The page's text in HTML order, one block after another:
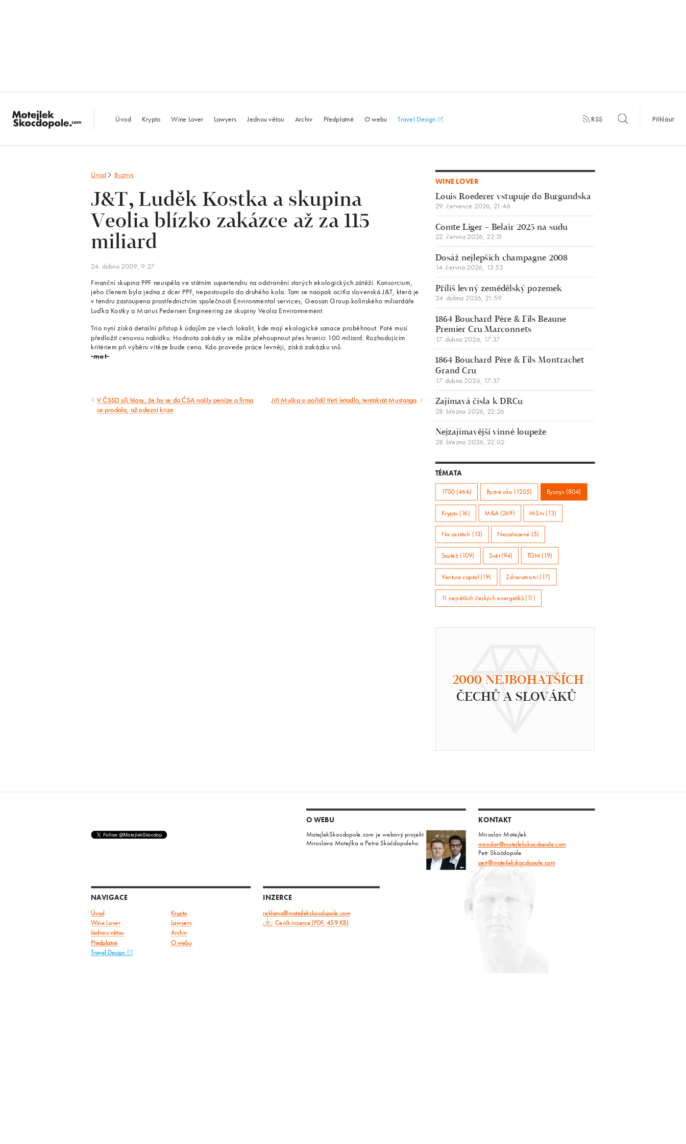
MotejlekSkocdopole.com
Úvod Krypto Wine Lover Lawyers Jednou větou Archiv Předplatné O webu Travel Design RSS Přihlásit
Úvod Byznys
J&T, Luděk Kostka a skupina
Veolia blízko zakázce až za 115
miliard
24. dubna 2009, 9:27
Finanční skupina PPF neuspěla ve státním supertendru na odstranění starých ekologických zátěží. Konsorcium,
jeho členem byla jedna z dcer PPF, nepostoupilo do druhého kola. Tam se naopak ocitla slovenská J&T, která je
v tendru zastoupena prostřednictvím společnosti Environmental services, Geosan Group kolínského miliardáře
Luďka Kostky a Marius Pedersen Engineering ze skupiny Veolia Environnement.
Trio nyní získá detailní přístup k údajům ze všech lokalit, kde mají ekologické sanace proběhnout. Poté musí
předložit cenovou nabídku. Hodnota zakázky se může přehoupnout přes hranici 100 miliard. Rozhodujícím
kritériem při výběru vítěze bude cena. Kdo provede práce levněji, získá zakázku snů.
-mot-
Předcházející
V ČSSD sílí hlasy, že by se do ČSA nalily peníze a firma
se prodala, až odezní krize
Následující
Jiří Muška si pořídil třetí letadlo, tentokrát Mustanga
WINE LOVER
Louis Roederer vstupuje do Burgundska
29. července 2026, 21:46
Comte Liger – Belair 2025 na sudu
22. června 2026, 22:31
Dosáž nejlepších champagne 2008
14. června 2026, 13:53
Příliš levný zemědělský pozemek
24. dubna 2026, 21:59
1864 Bouchard Père & Fils Beaune
Premier Cru Marconnets
17. dubna 2026, 17:37
1864 Bouchard Père & Fils Montrachet
Grand Cru
17. dubna 2026, 17:37
Zajímavá čísla k DRCu
28. března 2026, 22:26
Nejzajímavější vinné loupeže
28. března 2026, 22:02
TÉMATA
1700 (466) Bystré oko (1205) Byznys (804)
Krypto (16) M&A (269) MS.tv (13)
Na cestách (13) Nezařazené (5)
Soutěž (109) Svět (94) TGM (19)
Venture capital (19) Zdravotnictví (17)
11 největších českých energetiků (11)
2000 NEJBOHATŠÍCH
ČECHŮ A SLOVÁKŮ
O WEBU
MotejlekSkocdopole.com je webový projekt
Miroslava Motejlka a Petra Skočdopoleho
KONTAKT
Miroslav Motejlek
miroslav@motejlekskocdopole.com
Petr Skočdopole
petr@motejlekskocdopole.com
NAVIGACE
Úvod Krypto
Wine Lover
Lawyers
Jednou větou
Archiv
Předplatné O webu
Travel Design
INZERCE
reklama@motejlekskocdopole.com
Ceník inzerce (PDF, 459 KB)